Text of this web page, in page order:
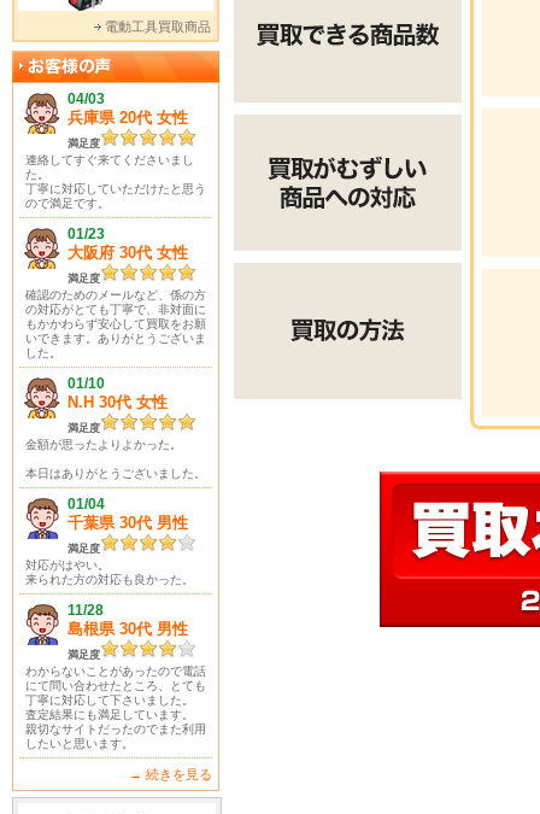
電動工具買取商品
04/03
兵庫県 20代 女性
満足度
連絡してすぐ来てくださいまし
た。
丁寧に対応していただけたと思う
ので満足です。
01/23
大阪府 30代 女性
満足度
確認のためのメールなど、係の方
の対応がとても丁寧で、非対面に
もかかわらず安心して買取をお願
いできます。ありがとうございま
した。
01/10
N.H 30代 女性
満足度
金額が思ったよりよかった。
本日はありがとうございました。
01/04
千葉県 30代 男性
満足度
対応がはやい。
来られた方の対応も良かった。
11/28
島根県 30代 男性
満足度
わからないことがあったので電話
にて問い合わせたところ、とても
丁寧に対応して下さいました。
査定結果にも満足しています。
親切なサイトだったのでまた利用
したいと思います。
→ 続きを見る